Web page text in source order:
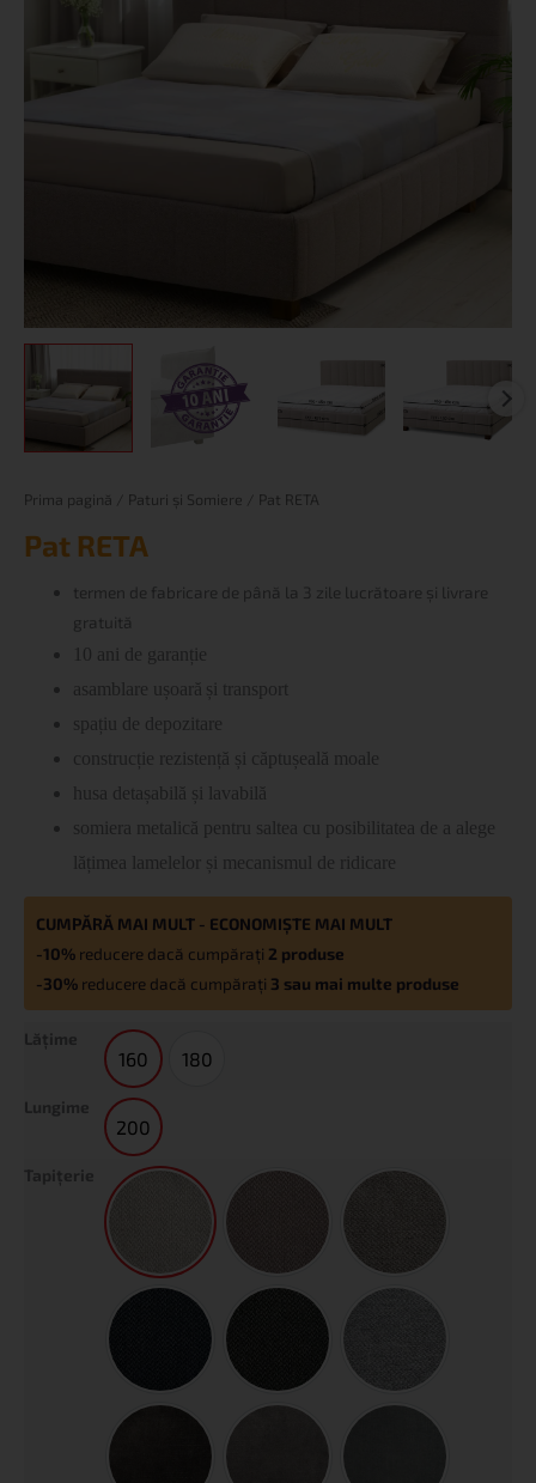
Prima pagină Paturi și Somiere / Pat RETA
Pat RETA
termen de fabricare de până la 3 zile lucrătoare și livrare
gratuită
10 ani de garanție
asamblare ușoară și transport
spațiu de depozitare
construcție
rezistență și căptușeală moale
husa detașabilă și lavabilă
somiera
metalic ă pentru saltea cu posibilitatea de a alege
lățimea lamelelor și mecanismul de ridicare
CUMPĂRĂ MAI MULT - ECONOMIȘTE MAI MULT
-10% reducere dacă cumpărați 2 produse
-30% reducere dacă cumpărați 3 sau mai multe produse
160
160 180
180
Lungime
200
200
Siena Beige Siena Brown Siena Dark Beige
Siena Dark Blue Siena Dark Gray
Pluș Anthracite Pluș Ash Warm GrayPluș Cement
Cantitate
RETA